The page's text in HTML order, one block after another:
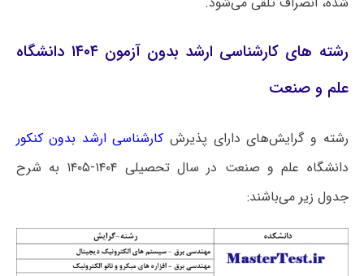
رشته های کارشناسی ارشد بدون آزمون ۱۴۰۴ دانشگاه
علم و صنعت
رشته و گرایش‌های دارای پذیرش کارشناسی ارشد بدون کنکور
دانشگاه علم و صنعت در سال تحصیلی ۱۴۰۴-۱۴۰۵ به شرح
جدول زیر می‌باشند: